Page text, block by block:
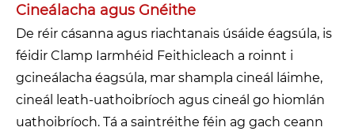
Cineálacha agus Gnéithe
De réir cásanna agus riachtanais úsáide éagsúla, is
féidir Clamp Iarmhéid Feithicleach a roinnt i
gcineálacha éagsúla, mar shampla cineál láimhe,
cineál leath-uathoibríoch agus cineál go hiomlán
uathoibríoch. Tá a saintréithe féin ag gach ceann